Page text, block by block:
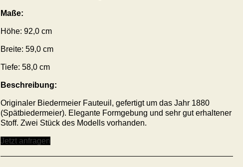
Maße:
Höhe: 92,0 cm
Breite: 59,0 cm
Tiefe: 58,0 cm
Beschreibung:
Originaler Biedermeier Fauteuil, gefertigt um das Jahr 1880
(Spätbiedermeier). Elegante Formgebung und sehr gut erhaltener
Stoff. Zwei Stück des Modells vorhanden.
Jetzt anfragen